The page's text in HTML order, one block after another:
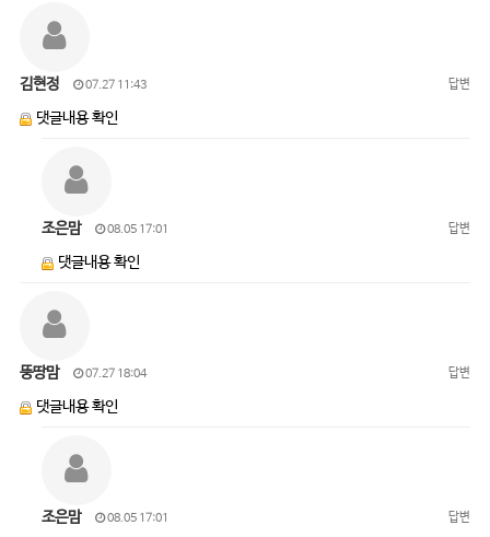
김현정 07.27 11:43 답변
댓글내용 확인
조은맘 08.05 17:01 답변
댓글내용 확인
뚱땅맘 07.27 18:04 답변
댓글내용 확인
조은맘 08.05 17:01 답변